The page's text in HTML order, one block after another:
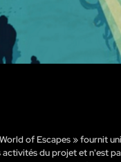
of Escapes » fournit
du projet et n'est